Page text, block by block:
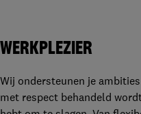
WERKPLEZIER
Wij ondersteunen je
met respect behandeld